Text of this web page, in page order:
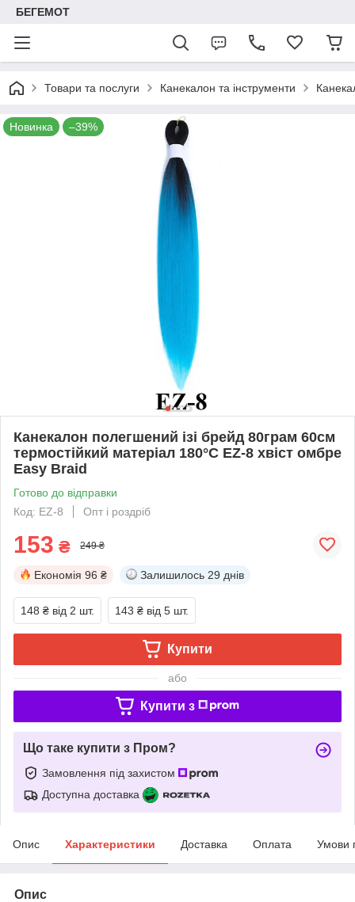
БЕГЕМОТ
Товари та послуги Канекалон та інструменти
Новинка –39%
Канекалон полегшений ізі брейд 80грам 60см
термостійкий матеріал 180°C EZ-8 хвіст омбре
Easy Braid
Готово до відправки
Код: EZ-8
Опт і роздріб
153 ₴ 249 ₴
Економія 96 ₴ Залишилось 29 днів
148 ₴ від 2 шт. 143 ₴ від 5 шт.
Купити
або
Купити з
Що таке купити з Пром?
Замовлення під захистом
Доступна доставка
Опис Характеристики Доставка Оплата Умови
Опис